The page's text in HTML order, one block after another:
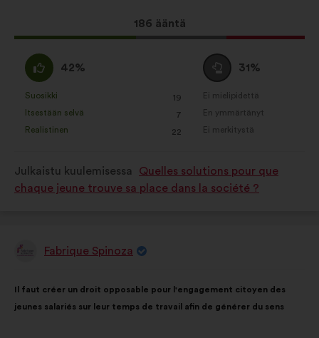
Tämä
ehdotus
186 ääntä
samaa
mieltä
:
42%
seuraavasti:
Suosikki
: 19
kertaa
Itsestään selvä
: 7
kertaa
Realistinen
: 22
kertaa
Äänestä
tyhjää
:
31%
seuraavasti:
Ei mielipidettä
:kertaa
En ymmärtänyt
:kertaa
Ei merkitystä
:kertaa
Julkaistu kuulemisessa
Quelles solutions pour que
chaque jeune trouve sa place dans la société ?
EhdotusFabrique Spinoza
sisältö:
Il faut créer un droit opposable pour l'engagement citoyen des
jeunes salariés sur leur temps de travail afin de générer du sens
jakautuminen: